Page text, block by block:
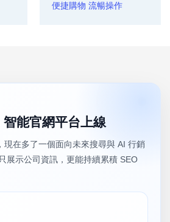
便捷購物 流暢操作
能官網平台上線
現在多了一個面向未來搜尋與 AI 行銷
展示公司資訊，更能持續累積 SEO